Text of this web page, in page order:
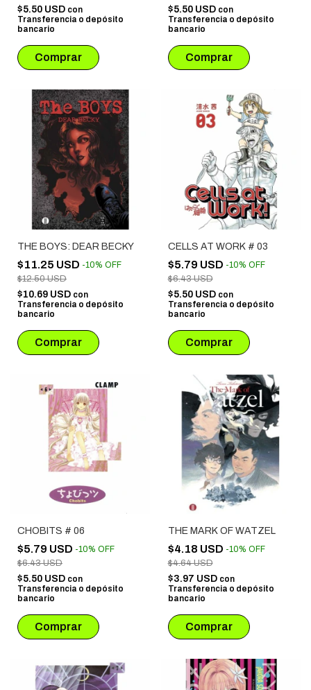
$5.50 USD con
Transferencia o depósito
bancario
$5.50 USD con
Transferencia o depósito
bancario
THE BOYS: DEAR BECKY
$11.25 USD -10% OFF
$12.50 USD
$10.69 USD con
Transferencia o depósito
bancario
CELLS AT WORK # 03
$5.79 USD -10% OFF
$6.43 USD
$5.50 USD con
Transferencia o depósito
bancario
CHOBITS # 06
$5.79 USD -10% OFF
$6.43 USD
$5.50 USD con
Transferencia o depósito
bancario
THE MARK OF WATZEL
$4.18 USD -10% OFF
$4.64 USD
$3.97 USD con
Transferencia o depósito
bancario